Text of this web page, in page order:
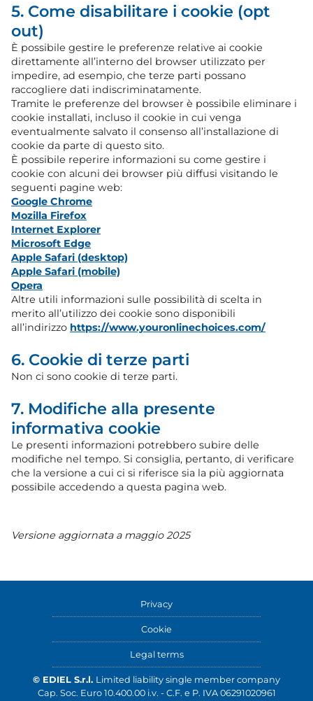
5. Come disabilitare i cookie (opt
out)
È possibile gestire le preferenze relative ai cookie
direttamente all’interno del browser utilizzato per
impedire, ad esempio, che terze parti possano
raccogliere dati indiscriminatamente.
Tramite le preferenze del browser è possibile eliminare i
cookie installati, incluso il cookie in cui venga
eventualmente salvato il consenso all’installazione di
cookie da parte di questo sito.
È possibile reperire informazioni su come gestire i
cookie con alcuni dei browser più diffusi visitando le
seguenti pagine web:
Google Chrome
Mozilla Firefox
Internet Explorer
Microsoft Edge
Apple Safari (desktop)
Apple Safari (mobile)
Opera
Altre utili informazioni sulle possibilità di scelta in
merito all’utilizzo dei cookie sono disponibili
all’indirizzo https://www.youronlinechoices.com/
6. Cookie di terze parti
Non ci sono cookie di terze parti.
7. Modifiche alla presente
informativa cookie
Le presenti informazioni potrebbero subire delle
modifiche nel tempo. Si consiglia, pertanto, di verificare
che la versione a cui ci si riferisce sia la più aggiornata
possibile accedendo a questa pagina web.
Versione aggiornata a maggio 2025
Privacy
Cookie
Legal terms
© EDIEL S.r.l. Limited liability single member company
Cap. Soc. Euro 10.400.00 i.v. - C.F. e P. IVA 06291020961